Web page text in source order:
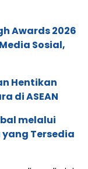
Awards 2026
Sosial,
Hentikan
di ASEAN
melalui
yang Tersedia